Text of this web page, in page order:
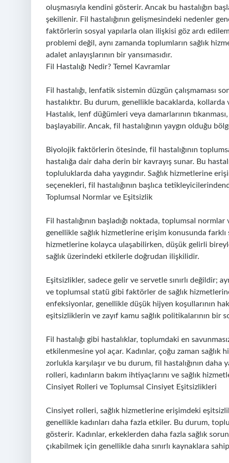
oluşmasıyla kendini gösterir. Ancak bu hastalığın
şekillenir. Fil hastalığının gelişmesindeki nedenler
faktörlerin sosyal yapılarla olan ilişkisi göz ardı
problemi değil, aynı zamanda toplumların sağlık
adalet anlayışlarının bir yansımasıdır.
Fil Hastalığı Nedir? Temel Kavramlar
Fil hastalığı, lenfatik sistemin düzgün çalışmaması
hastalıktır. Bu durum, genellikle bacaklarda,
Hastalık, lenf düğümleri veya damarlarının
başlayabilir. Ancak, fil hastalığının yaygın olduğu
Biyolojik faktörlerin ötesinde, fil hastalığının
hastalığa dair daha derin bir kavrayış sunar. Bu
topluluklarda daha yaygındır. Sağlık hizmetlerine
seçenekleri, fil hastalığının başlıca
Toplumsal Normlar ve Eşitsizlik
Fil hastalığının başladığı noktada, toplumsal
genellikle sağlık hizmetlerine erişim konusunda farklı
hizmetlerine kolayca ulaşabilirken, düşük gelirli
sağlık üzerindeki etkilerle doğrudan ilişkilidir.
Eşitsizlikler, sadece gelir ve servetle sınırlı değildir;
ve toplumsal statü gibi faktörler de sağlık
enfeksiyonlar, genellikle düşük hijyen koşullarının
eşitsizliklerin ve zayıf kamu sağlık politikalarının bir
Fil hastalığı gibi hastalıklar, toplumdaki en
etkilenmesine yol açar. Kadınlar, çoğu zaman
zorlukla karşılaşır ve bu durum, fil hastalığının
rolleri, kadınların bakım ihtiyaçlarını ve sağlık
Cinsiyet Rolleri ve Toplumsal Cinsiyet Eşitsizlikleri
Cinsiyet rolleri, sağlık hizmetlerine erişimdeki
genellikle kadınları daha fazla etkiler. Bu durum,
gösterir. Kadınlar, erkeklerden daha fazla sağlık
çıkabilmek için genellikle daha sınırlı kaynaklara